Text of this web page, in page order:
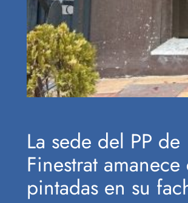
La sede del PP de
Finestrat amanece
pintadas en su